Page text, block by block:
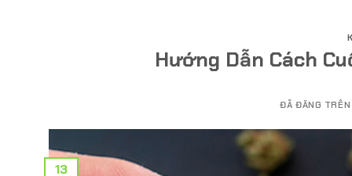
Hướng Dẫn Cách
ĐÃ ĐĂNG
13